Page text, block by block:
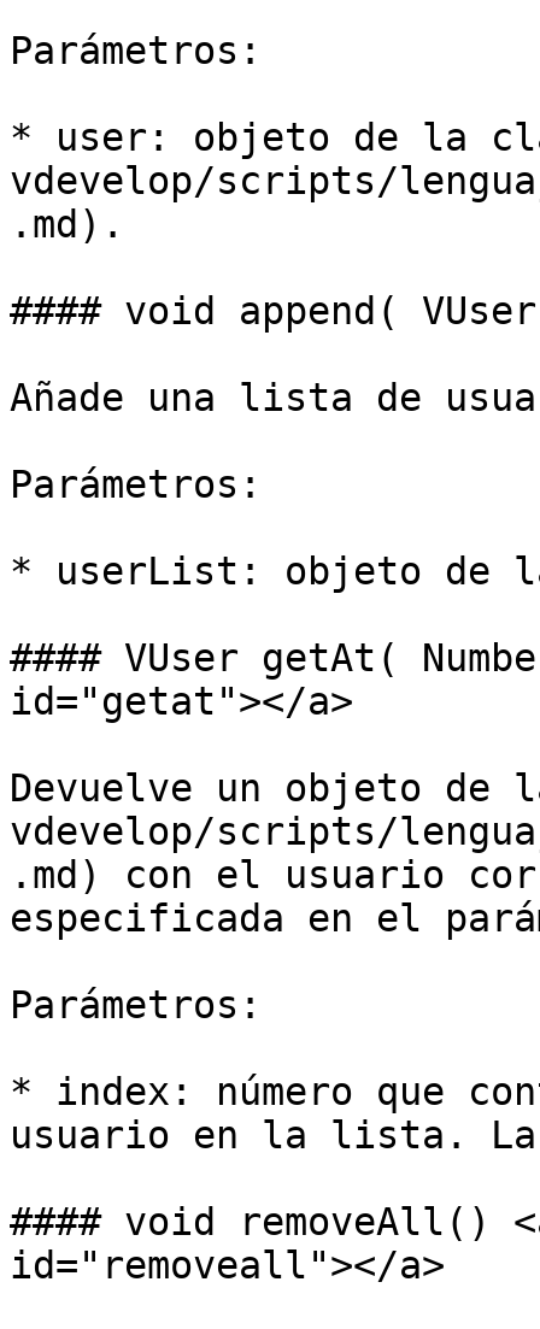
Parámetros:
* user: objeto de la
vdevelop/scripts/
.md).
#### void append(
Añade una lista de
Parámetros:
* userList: objeto de
#### VUser getAt(
id="getat"></a>
Devuelve un objeto de
vdevelop/scripts/
.md) con el usuario
especificada en el
Parámetros:
* index: número que
usuario en la lista.
#### void removeAll()
id="removeall"></a>